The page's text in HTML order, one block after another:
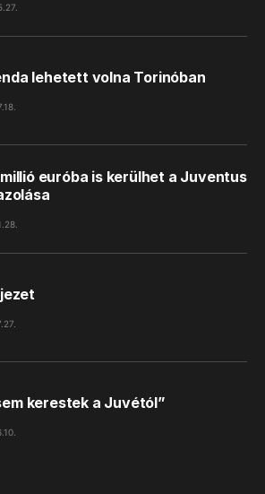
lehetett volna Torinóban
euróba is kerülhet a Juventus
kerestek a Juvétól”